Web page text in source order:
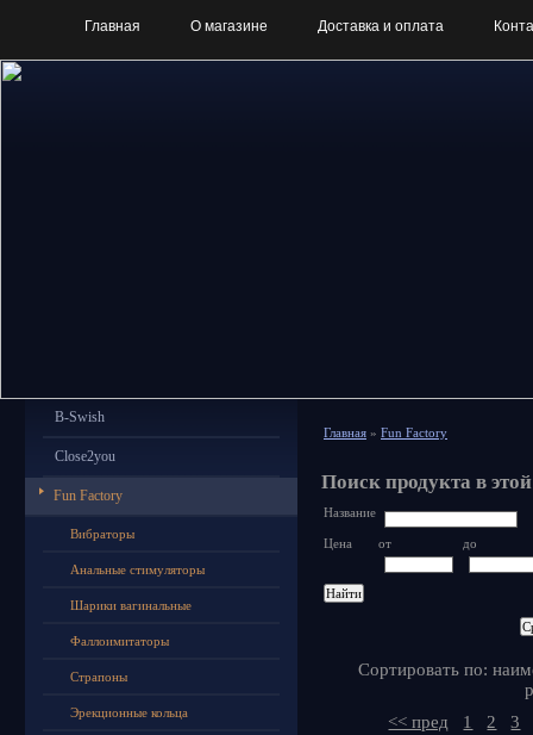
Главная О магазине Доставка и оплата
B-Swish
Close2you
Fun Factory
Вибраторы
Анальные стимуляторы
Шарики вагинальные
Фаллоимитаторы
Страпоны
Эрекционные кольца
Главная » Fun Factory
Поиск продукта в
Название
Цена от до
Сортировать по:
<< пред
1 2 3